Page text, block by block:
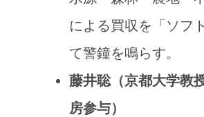
による買収を「ソフ
て警鐘を鳴らす。
藤井聡（京都大学教
房参与）